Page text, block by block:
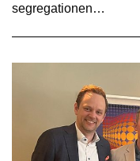
segregationen…